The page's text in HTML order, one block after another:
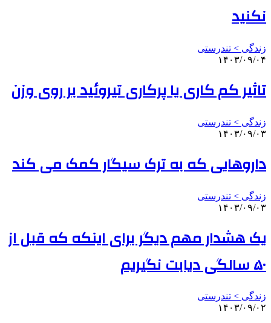
نکنید
زندگی > تندرستی
۱۴۰۳/۰۹/۰۴
تاثیر کم کاری یا پرکاری تیروئید بر روی وزن
زندگی > تندرستی
۱۴۰۳/۰۹/۰۳
داروهایی که به ترک سیگار کمک می‌ کند
زندگی > تندرستی
۱۴۰۳/۰۹/۰۳
یک هشدار مهم دیگر برای اینکه که قبل از
۵۰ سالگی دیابت نگیریم
زندگی > تندرستی
۱۴۰۳/۰۹/۰۲